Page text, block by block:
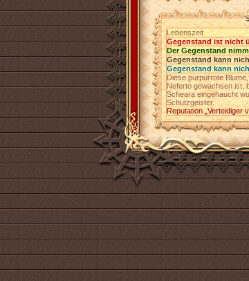
Lebenszeit
Gegenstand ist nicht
Der Gegenstand
Gegenstand kann
Gegenstand kann
Diese purpurrote
Neferto gewachsen ist,
Scheara eingehaucht
Schutzgeister.
Reputation „Verteidiger